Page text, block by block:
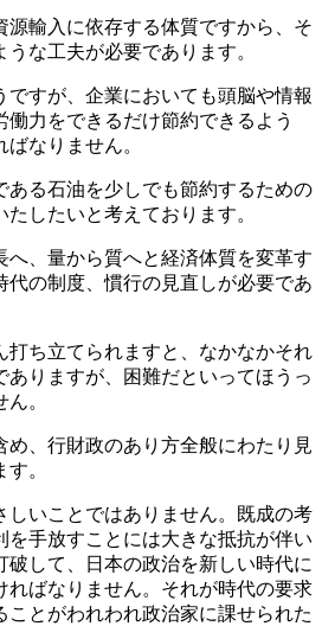
輸入に依存する体質ですから、そ
な工夫が必要であります。
すが、企業においても頭脳や情報
力をできるだけ節約できるよう
なりません。
る石油を少しでも節約するための
したいと考えております。
、量から質へと経済体質を変革す
代の制度、慣行の見直しが必要であ
ち立てられますと、なかなかそれ
ありますが、困難だといってほうっ
。
、行財政のあり方全般にわたり見
。
いことではありません。既成の考
を手放すことには大きな抵抗が伴い
破して、日本の政治を新しい時代に
ればなりません。それが時代の要求
ことがわれわれ政治家に課せられた